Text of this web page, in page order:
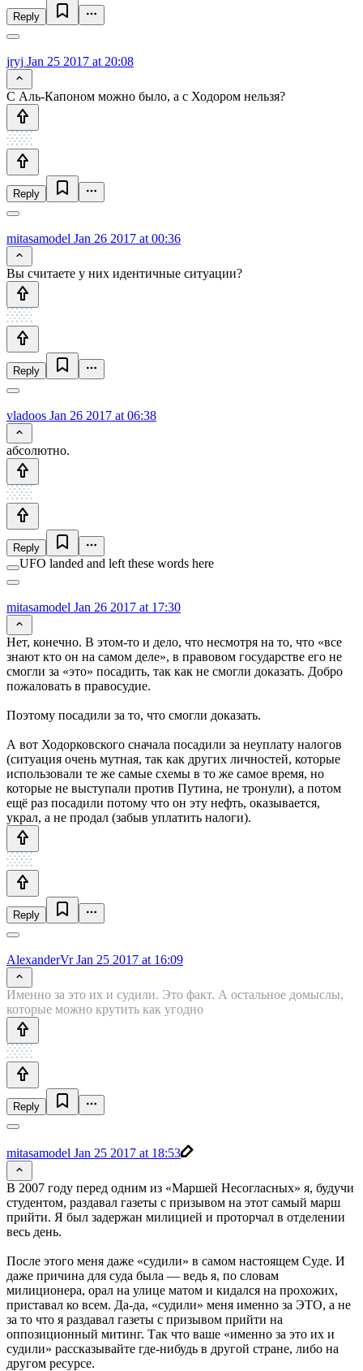
Reply
jryj Jan 25 2017 at 20:08
С Аль-Капоном можно было, а с Ходором нельзя?
Reply
mitasamodel Jan 26 2017 at 00:36
Вы считаете у них идентичные ситуации?
Reply
vladoos Jan 26 2017 at 06:38
абсолютно.
Reply
UFO landed and left these words here
mitasamodel Jan 26 2017 at 17:30
Нет, конечно. В этом-то и дело, что несмотря на то, что «все
знают кто он на самом деле», в правовом государстве его не
смогли за «это» посадить, так как не смогли доказать. Добро
пожаловать в правосудие.
Поэтому посадили за то, что смогли доказать.
А вот Ходорковского сначала посадили за неуплату налогов
(ситуация очень мутная, так как других личностей, которые
использовали те же самые схемы в то же самое время, но
которые не выступали против Путина, не тронули), а потом
ещё раз посадили потому что он эту нефть, оказывается,
украл, а не продал (забыв уплатить налоги).
Reply
AlexanderVrJan 25 2017 at 16:09
Именно за это их и судили. Это факт. А остальное домыслы,
которые можно крутить как угодно
Reply
mitasamodel Jan 25 2017 at 18:53
В 2007 году перед одним из «Маршей Несогласных» я, будучи
студентом, раздавал газеты с призывом на этот самый марш
прийти. Я был задержан милицией и проторчал в отделении
весь день.
После этого меня даже «судили» в самом настоящем Суде. И
даже причина для суда была — ведь я, по словам
милиционера, орал на улице матом и кидался на прохожих,
приставал ко всем. Да-да, «судили» меня именно за ЭТО, а не
за то что я раздавал газеты с призывом прийти на
оппозиционный митинг. Так что ваше «именно за это их и
судили» рассказывайте где-нибудь в другой стране, либо на
другом ресурсе.